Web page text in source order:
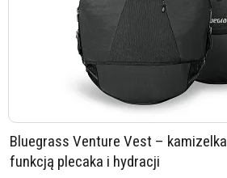
Bluegrass Venture Vest –
funkcją plecaka i hydracji